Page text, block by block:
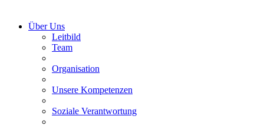
Über Uns
Leitbild
Team
Organisation
Unsere Kompetenzen
Soziale Verantwortung